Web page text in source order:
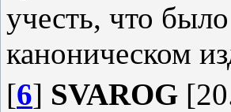
учесть, что
каноническом
[6] SVAROG